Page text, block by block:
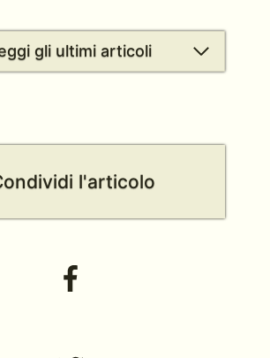
gli ultimi articoli
l'articolo